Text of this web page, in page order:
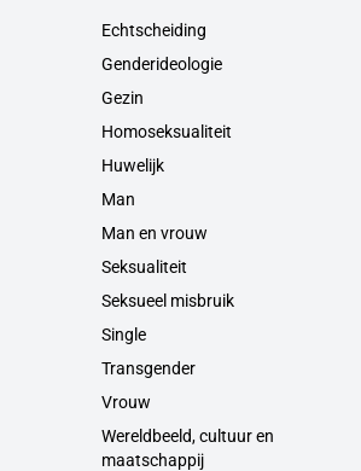
Echtscheiding
Genderideologie
Gezin
Homoseksualiteit
Huwelijk
Man
Man en vrouw
Seksualiteit
Seksueel misbruik
Single
Transgender
Vrouw
Wereldbeeld, cultuur en
maatschappij